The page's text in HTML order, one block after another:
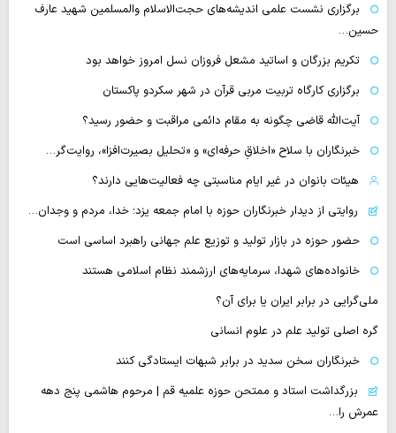
برگزاری نشست علمی اندیشه‌های حجت‌الاسلام والمسلمین شهید عارف
حسین…
تکریم بزرگان و اساتید مشعل فروزان نسل امروز خواهد بود
برگزاری کارگاه تربیت مربی قرآن در شهر سکردو پاکستان
آیت‌الله قاضی چگونه به مقام دائمی مراقبت و حضور رسید؟
خبرنگاران با سلاح «اخلاقِ حرفه‌ای» و «تحلیل بصیرت‌افزا»، روایت‌گر…
هیئات بانوان در غیر ایام مناسبتی چه فعالیت‌هایی دارند؟
روایتی از دیدار خبرنگاران حوزه با امام جمعه یزد؛ خدا، مردم و وجدان…
حضور حوزه در بازار تولید و توزیع علم جهانی راهبرد اساسی است
خانواده‌های شهدا، سرمایه‌های ارزشمند نظام اسلامی هستند
ملی‌گرایی در برابر ایران یا برای آن؟
گره اصلی تولید علم در علوم انسانی
خبرنگاران سخن سدید در برابر شبهات ایستادگی کنند
بزرگداشت استاد و ممتحن حوزه علمیه قم | مرحوم هاشمی پنج دهه
عمرش را…